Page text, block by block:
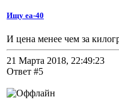
Ищу еа-40
И цена менее чем за
21 Марта 2018, 22:49:23
Ответ #5